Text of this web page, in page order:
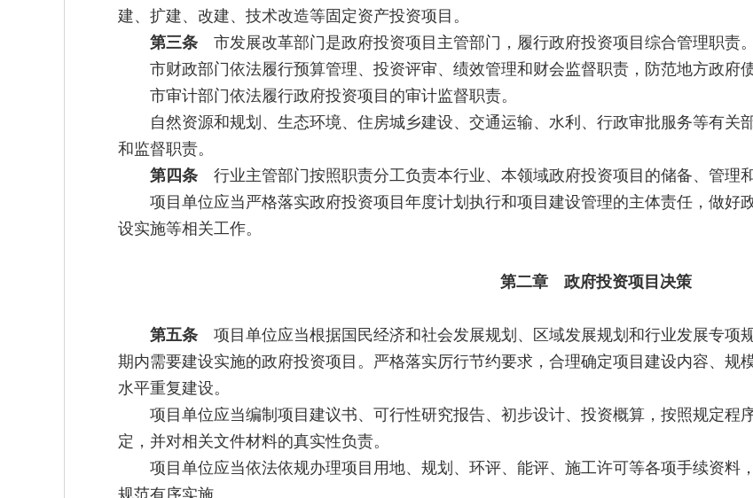
建、扩建、改建、技术改造等固定资产投资项目。
第三条 市发展改革部门是政府投资项目主管部门，履行政府投资项目综合管理职责。
市财政部门依法履行预算管理、投资评审、绩效管理和财会监督职责，防范地方政府债
市审计部门依法履行政府投资项目的审计监督职责。
自然资源和规划、生态环境、住房城乡建设、交通运输、水利、行政审批服务等有关
和监督职责。
第四条 行业主管部门按照职责分工负责本行业、本领域政府投资项目的储备、管理和
项目单位应当严格落实政府投资项目年度计划执行和项目建设管理的主体责任，做好
设实施等相关工作。
第二章 政府投资项目决策
第五条 项目单位应当根据国民经济和社会发展规划、区域发展规划和行业发展专项
期内需要建设实施的政府投资项目。严格落实厉行节约要求，合理确定项目建设内容、规
水平重复建设。
项目单位应当编制项目建议书、可行性研究报告、初步设计、投资概算，按照规定程
定，并对相关文件材料的真实性负责。
项目单位应当依法依规办理项目用地、规划、环评、能评、施工许可等各项手续资料
规范有序实施。